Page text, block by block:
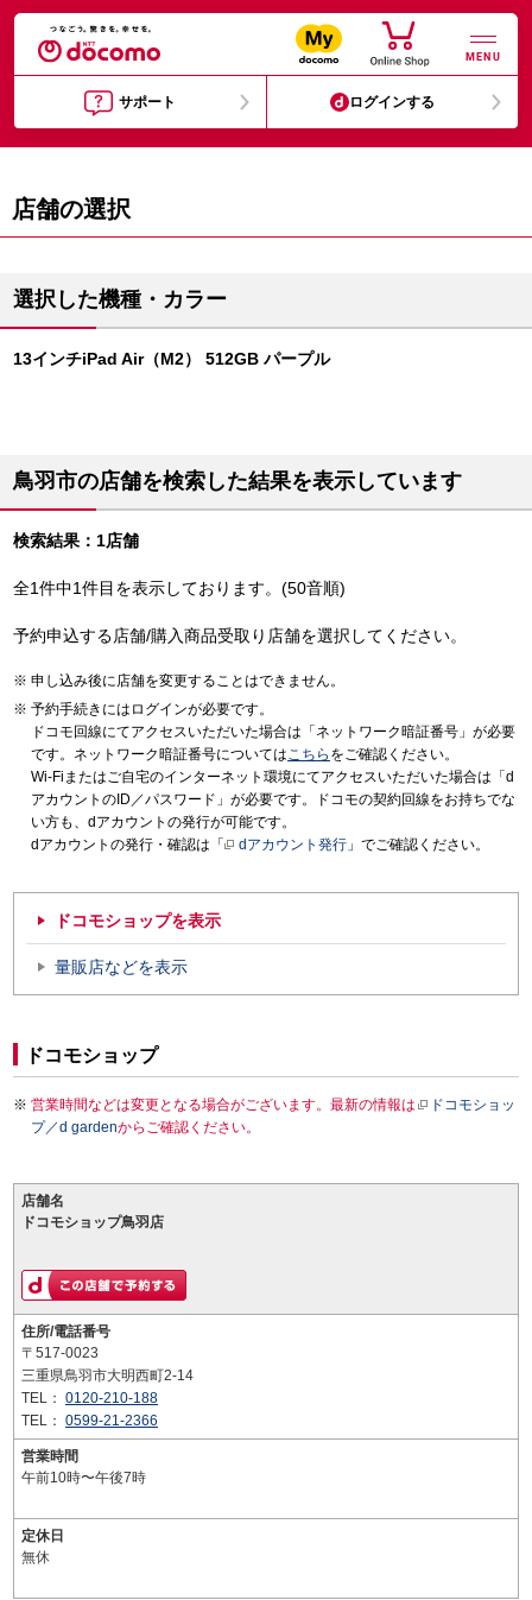
MENU
サポート ログインする
店舗の選択
選択した機種・カラー
13インチiPad Air（M2） 512GB パープル
鳥羽市の店舗を検索した結果を表示しています
検索結果：1店舗
全1件中1件目を表示しております。(50音順)
予約申込する店舗/購入商品受取り店舗を選択してください。
申し込み後に店舗を変更することはできません。
予約手続きにはログインが必要です。
ドコモ回線にてアクセスいただいた場合は「ネットワーク暗証番号」が必要
です。ネットワーク暗証番号についてはこちら をご確認ください。
Wi-Fiまたはご自宅のインターネット環境にてアクセスいただいた場合は「d
アカウントのID／パスワード」が必要です。ドコモの契約回線をお持ちでな
い方も、dアカウントの発行が可能です。
dアカウントの発行・確認は「
dアカウント発行 」でご確認ください。
ドコモショップを表示
量販店などを表示
ドコモショップ
営業時間などは変更となる場合がございます。最新の情報は
ドコモショッ
プ／d gardenからご確認ください。
店舗名
ドコモショップ鳥羽店
住所/電話番号
〒517-0023
三重県鳥羽市大明西町2-14
TEL： 0120-210-188
TEL： 0599-21-2366
営業時間
午前10時〜午後7時
定休日
無休